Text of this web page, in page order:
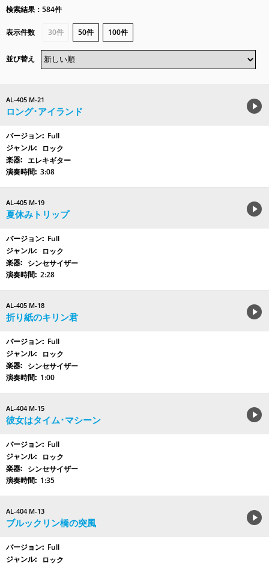
検索結果：584件
表示件数 30件 50件 100件
並び替え
AL-405 M-21
ロング･アイランド
Full
ロック
エレキギター
3:08
AL-405 M-19
夏休みトリップ
Full
ロック
シンセサイザー
2:28
AL-405 M-18
折り紙のキリン君
Full
ロック
シンセサイザー
1:00
AL-404 M-15
彼女はタイム･マシーン
Full
ロック
シンセサイザー
1:35
AL-404 M-13
ブルックリン橋の突風
Full
ロック